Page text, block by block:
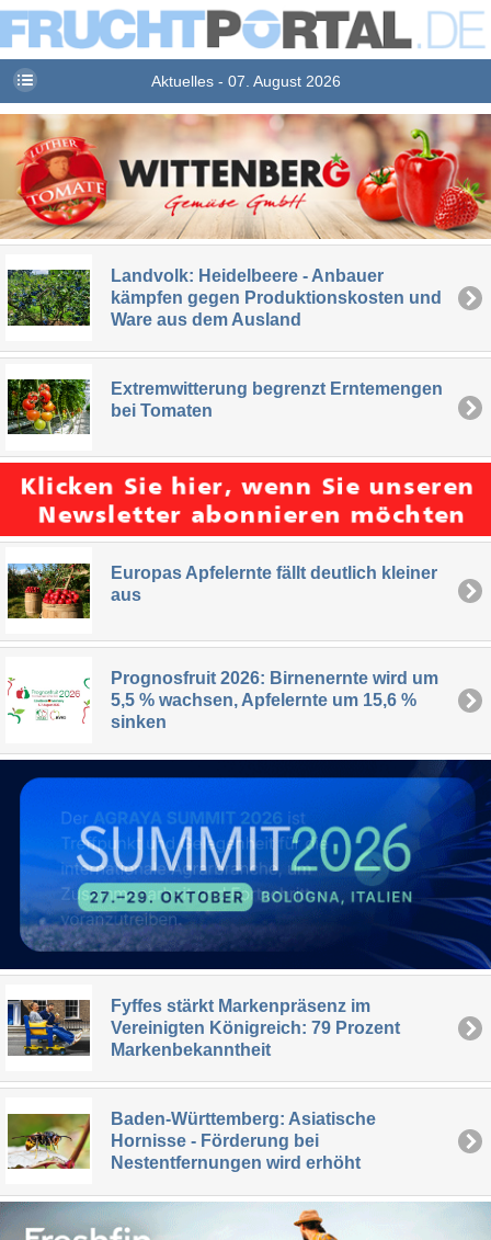
Aktuelles - 07. August 2026
Landvolk: Heidelbeere - Anbauer
kämpfen gegen Produktionskosten und
Ware aus dem Ausland
Extremwitterung begrenzt Erntemengen
bei Tomaten
Europas Apfelernte fällt deutlich kleiner
aus
Prognosfruit 2026: Birnenernte wird um
5,5 % wachsen, Apfelernte um 15,6 %
sinken
Fyffes stärkt Markenpräsenz im
Vereinigten Königreich: 79 Prozent
Markenbekanntheit
Baden-Württemberg: Asiatische
Hornisse - Förderung bei
Nestentfernungen wird erhöht